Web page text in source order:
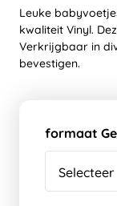
Leuke
kwaliteit Vinyl.
Verkrijgbaar in
bevestigen.
formaat